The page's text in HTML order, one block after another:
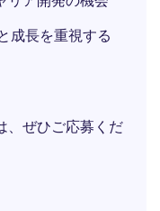
成長を重視する
、ぜひご応募くだ